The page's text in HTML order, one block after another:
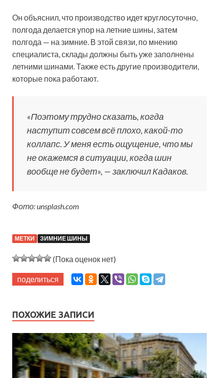
Он объяснил, что производство идет круглосуточно,
полгода делается упор на летние шины, затем
полгода — на зимние. В этой связи, по мнению
специалиста, склады должны быть уже заполнены
летними шинами. Также есть другие производители,
которые пока работают.
«Поэтому трудно сказать, когда
наступит совсем всё плохо, какой-то
коллапс. У меня есть ощущение, что мы
не окажемся в ситуации, когда шин
вообще не будет», — заключил Кадаков.
Фото: unsplash.com
МЕТКИ ЗИМНИЕ ШИНЫ
(Пока оценок нет)
поделиться
ПОХОЖИЕ ЗАПИСИ